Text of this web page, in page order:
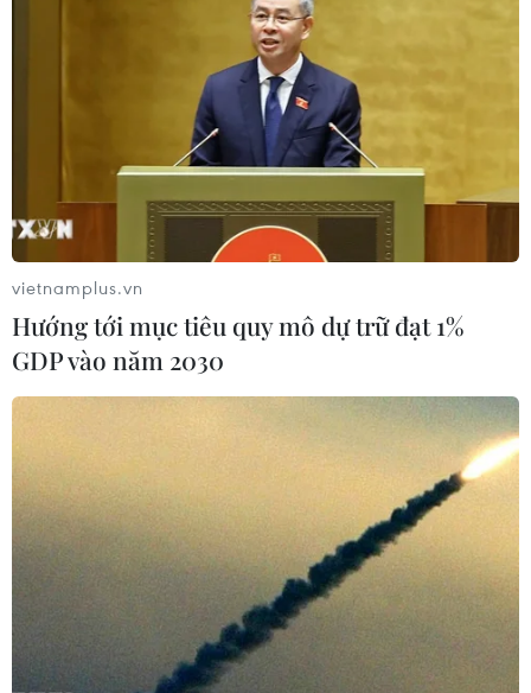
TIN CÙNG CHUYÊN MỤC
Iran và Oman thống nhất mở lại eo
biển Hormuz trong 60 ngày
06/08/2026 12:25
vietnamplus.vn
Hướng tới mục tiêu quy mô dự trữ đạt 1%
GDP vào năm 2030